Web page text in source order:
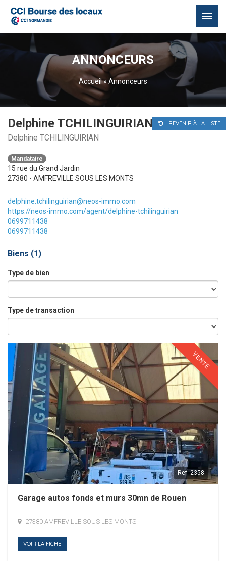
ANNONCEURS
Accueil»Annonceurs
REVENIR À LA LISTE
Delphine TCHILINGUIRIAN
Delphine TCHILINGUIRIAN
Mandataire
15 rue du Grand Jardin
27380 - AMFREVILLE SOUS LES MONTS
delphine.tchilinguirian@neos-immo.com
https://neos-immo.com/agent/delphine-tchilinguirian
0699711438
0699711438
Biens (1 )
Type de bien
Type de transaction
VENTE
Ref. 2358
Garage autos fonds et murs 30mn de Rouen
27380 AMFREVILLE SOUS LES MONTS
VOIR LA FICHE